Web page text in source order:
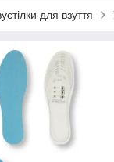
для взуття